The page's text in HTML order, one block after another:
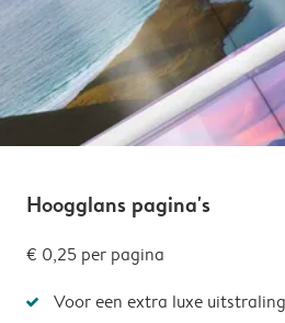
Hoogglans pagina's
€ 0,25 per pagina
Voor een extra luxe